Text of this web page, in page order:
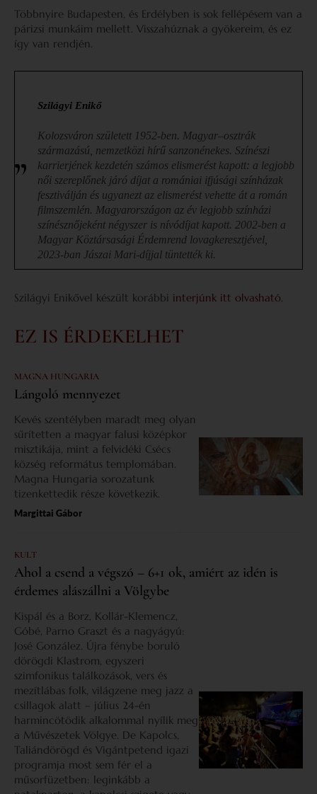
Többnyire Budapesten, és Erdélyben is sok fellépésem van a
párizsi munkáim mellett. Visszahúznak a gyökereim, és ez
így van rendjén.
Szilágyi Enikő
Kolozsváron született 1952-ben. Magyar–osztrák
származású, nemzetközi hírű sanzonénekes. Színészi
karrierjének kezdetén számos elismerést kapott: a legjobb
női szereplőnek járó díjat a romániai ifjúsági színházak
fesztiválján és ugyanezt az elismerést vehette át a román
filmszemlén. Magyarországon az év legjobb színházi
színésznőjeként négyszer is nívódíjat kapott. 2002-ben a
Magyar Köztársasági Érdemrend lovagkeresztjével,
2023-ban Jászai Mari-díjjal tüntették ki.
Szilágyi Enikővel készült korábbi interjúnk itt olvasható.
EZ IS ÉRDEKELHET
MAGNA HUNGARIA
Lángoló mennyezet
Kevés szentélyben maradt meg olyan
sűrítetten a magyar falusi középkor
misztikája, mint a felvidéki Csécs
község református templomában.
Magna Hungaria sorozatunk
tizenkettedik része következik.
Margittai Gábor
KULT
Ahol a csend a végszó – 6+1 ok, amiért az idén is
érdemes alászállni a Völgybe
Kispál és a Borz, Kollár-Klemencz,
Góbé, Parno Graszt és a nagyágyú:
José González. Újra fénybe boruló
dörögdi Klastrom, egyszeri
szimfonikus találkozások, vers és
mezítlábas folk, világzene meg jazz a
csillagok alatt – július 24-én
harmincötödik alkalommal nyílik meg
a Művészetek Völgye. De Kapolcs,
Taliándörögd és Vigántpetend igazi
programja most sem fér el a
műsorfüzetben: leginkább a